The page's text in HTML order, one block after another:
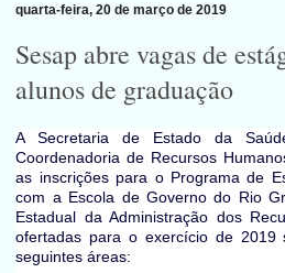
quarta-feira, 20 de março de 2019
Sesap abre vagas de
alunos de graduação
A Secretaria de Estado da
Coordenadoria de Recursos
as inscrições para o Programa de
com a Escola de Governo do Rio
Estadual da Administração dos
ofertadas para o exercício de
seguintes áreas: